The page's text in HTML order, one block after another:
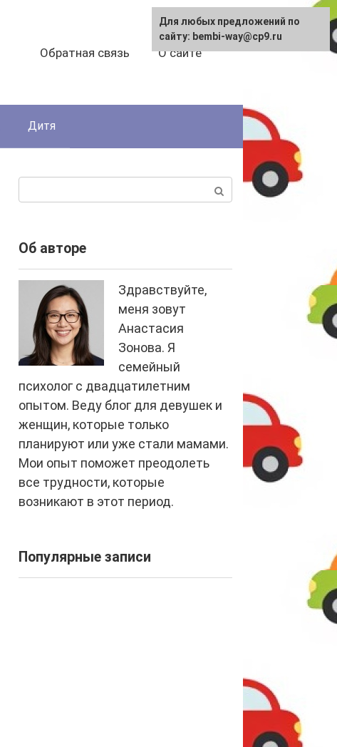
Обратная связь О сайте
Дитя
Об авторе
Здравствуйте,
меня зовут
Анастасия
Зонова. Я
семейный
психолог с двадцатилетним
опытом. Веду блог для девушек и
женщин, которые только
планируют или уже стали мамами.
Мои опыт поможет преодолеть
все трудности, которые
возникают в этот период.
Популярные записи
Для любых предложений по
сайту: bembi-way@cp9.ru